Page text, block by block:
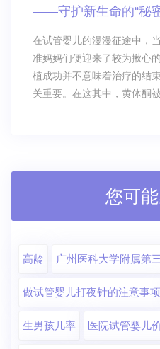
——守护新生命的“秘
在试管婴儿的漫漫征途中，
准妈妈们便迎来了较为揪心
植成功并不意味着治疗的结
关重要。在这其中，黄体酮
您可
高龄 广州医科大学附属第
做试管婴儿打夜针的注意事项
生男孩几率 医院试管婴儿